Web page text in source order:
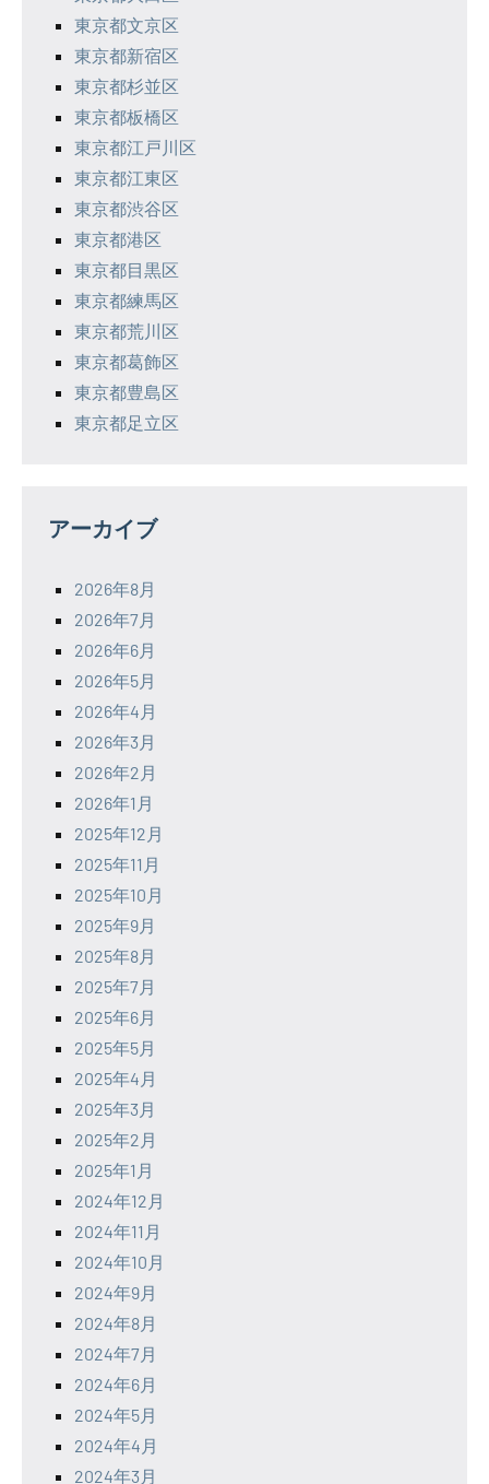
東京都文京区
東京都新宿区
東京都杉並区
東京都板橋区
東京都江戸川区
東京都江東区
東京都渋谷区
東京都港区
東京都目黒区
東京都練馬区
東京都荒川区
東京都葛飾区
東京都豊島区
東京都足立区
アーカイブ
2026年8月
2026年7月
2026年6月
2026年5月
2026年4月
2026年3月
2026年2月
2026年1月
2025年12月
2025年11月
2025年10月
2025年9月
2025年8月
2025年7月
2025年6月
2025年5月
2025年4月
2025年3月
2025年2月
2025年1月
2024年12月
2024年11月
2024年10月
2024年9月
2024年8月
2024年7月
2024年6月
2024年5月
2024年4月
2024年3月